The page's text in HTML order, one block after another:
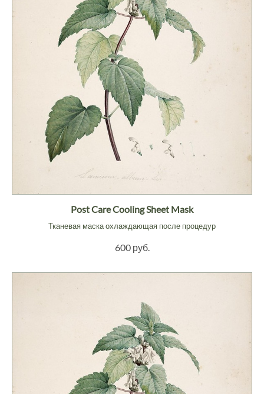
Post Care Cooling Sheet Mask
Тканевая маска охлаждающая после процедур
600 руб.